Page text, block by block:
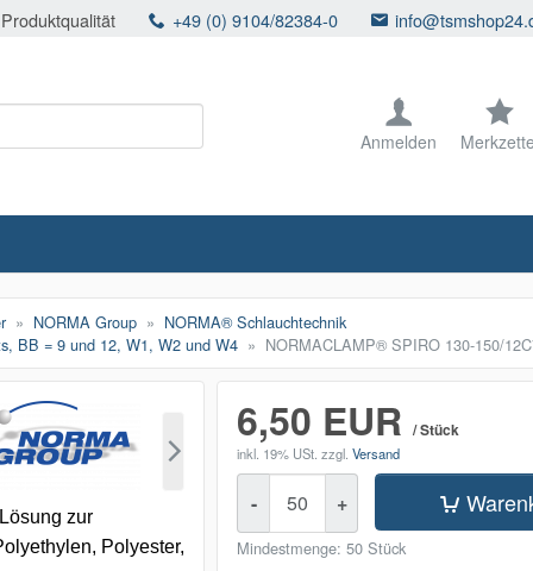
+49 (0) 9104/82384-0
Anmelden
NORMA Group
NORMA® Schlauchtechnik
BB = 9 und 12, W1, W2 und W4 NORMACLAMP® SPIRO 130-150/
zur
Polyester,
6,50 EUR / Stück
inkl. 19% USt. zzgl. Versand
- +
Mindestmenge: 50 Stück